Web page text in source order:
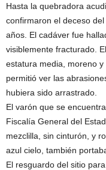
Hasta la quebradora
confirmaron el deceso
años. El cadáver fue
visiblemente fracturado.
estatura media, moreno
permitió ver las
hubiera sido arrastrado.
El varón que se
Fiscalía General del
mezclilla, sin cinturón, y
azul cielo, también
El resguardo del sitio